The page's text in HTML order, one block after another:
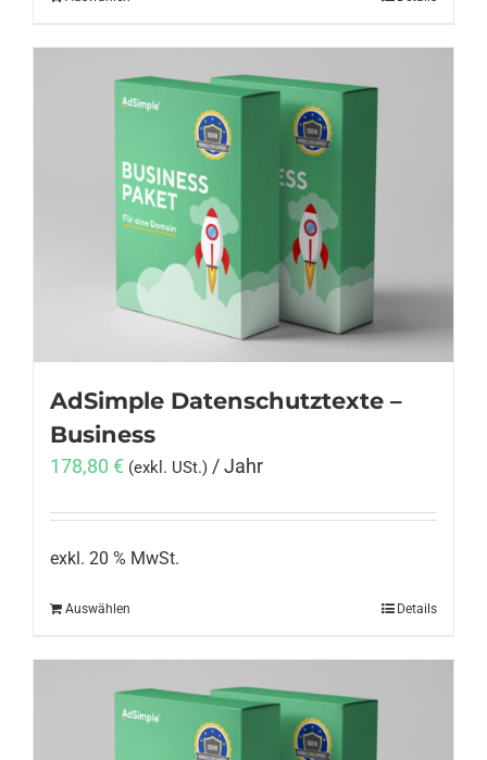
AdSimple Datenschutztexte –
Business
178,80 € (exkl. USt.) / Jahr
exkl. 20 % MwSt.
Auswählen Details